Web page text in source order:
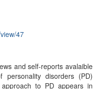
47
and self-reports avalaible
disorders (PD)
to PD appears in